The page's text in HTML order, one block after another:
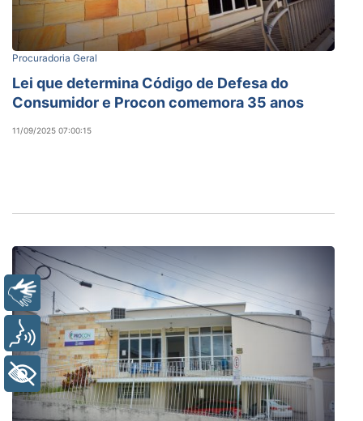
Procuradoria Geral
Lei que determina Código de Defesa do
Consumidor e Procon comemora 35 anos
11/09/2025 07:00:15
Libras
Voz
+ Acessibilidade